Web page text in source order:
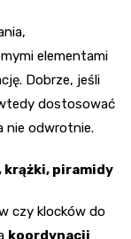
elementami
Dobrze, jeśli
dostosować
nie odwrotnie.
krążki, piramidy
czy klocków do
koordynacji